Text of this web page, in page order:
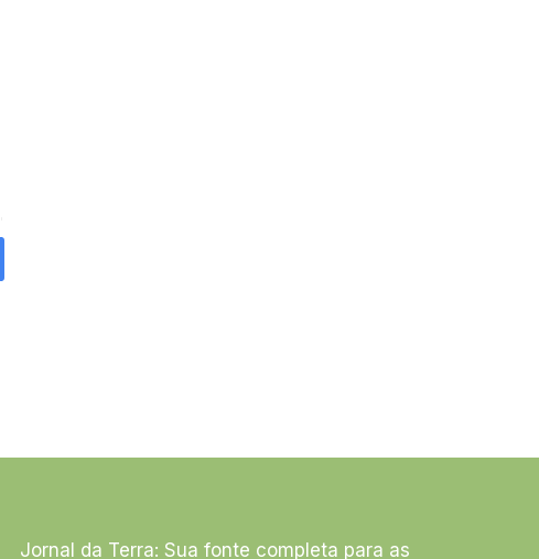
Jornal da Terra: Sua fonte completa para as